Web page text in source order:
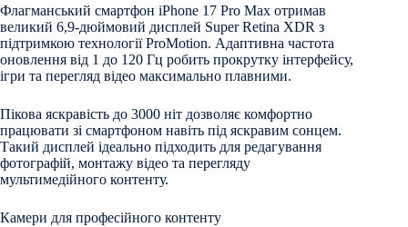
Флагманський смартфон iРhone 17 Рro Мax отримав
великий 6,9-дюймовий дисплей Super Retina XDR з
підтримкою технології ProMotion. Адаптивна частота
оновлення від 1 до 120 Гц робить прокрутку інтерфейсу,
ігри та перегляд відео максимально плавними.
Пікова яскравість до 3000 ніт дозволяє комфортно
працювати зі смартфоном навіть під яскравим сонцем.
Такий дисплей ідеально підходить для редагування
фотографій, монтажу відео та перегляду
мультимедійного контенту.
Камери для професійного контенту